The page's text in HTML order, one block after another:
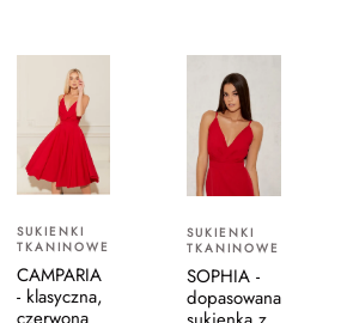
SUKIENKI
TKANINOWE
CAMPARIA
- klasyczna,
SUKIENKI
TKANINOWE
SOPHIA -
dopasowana